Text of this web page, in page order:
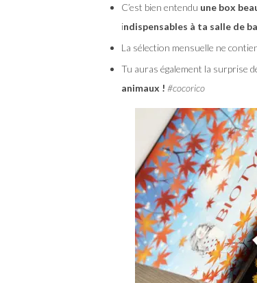
C’est bien entendu une box
indispensables à ta salle de
La sélection mensuelle ne
Tu auras également la surprise
animaux ! #cocorico